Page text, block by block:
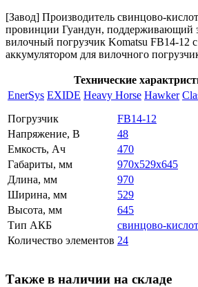
[Завод] Производитель свинцово-
провинции Гуандун, поддерживающий
вилочный погрузчик Komatsu FB14-12
аккумулятором для вилочного
Технические
EnerSys EXIDE Heavy Horse Hawker
Погрузчик
FB14-12
Напряжение, В
48
Емкость, Ач
470
Габариты, мм
970x529x645
Длина, мм
970
Ширина, мм
529
Высота, мм
645
Тип АКБ
свинцово-
Количество элементов 24
Также в наличии на складе